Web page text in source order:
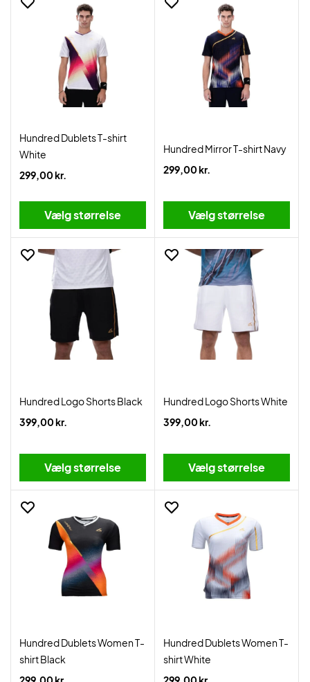
Hundred Dublets T-shirt
White
299,00 kr.
Vælg størrelse
Hundred Mirror T-shirt Navy
299,00 kr.
Vælg størrelse
Hundred Logo Shorts Black
399,00 kr.
Vælg størrelse
Hundred Logo Shorts White
399,00 kr.
Vælg størrelse
Hundred Dublets Women T-
shirt Black
Hundred Dublets Women T-
shirt White